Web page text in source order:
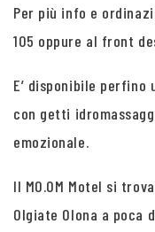
Per più info e
105 oppure al front
E’ disponibile perfino
con getti
emozionale.
Il MO.OM Motel si
Olgiate Olona a poca